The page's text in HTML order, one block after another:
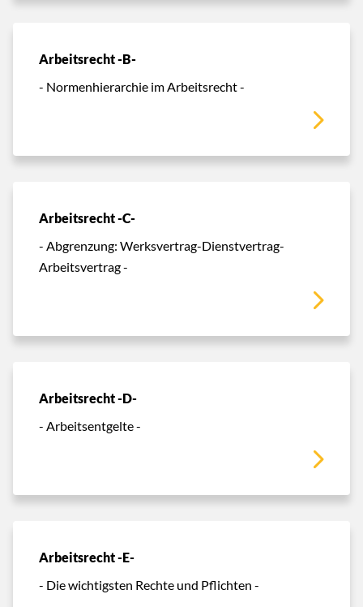
Arbeitsrecht -B-
- Normenhierarchie im Arbeitsrecht -
Arbeitsrecht -C-
- Abgrenzung: Werksvertrag-Dienstvertrag-
Arbeitsvertrag -
Arbeitsrecht -D-
- Arbeitsentgelte -
Arbeitsrecht -E-
- Die wichtigsten Rechte und Pflichten -